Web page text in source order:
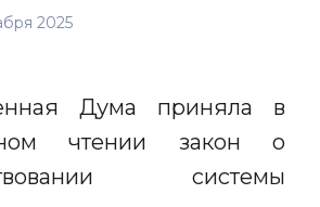
2025
Дума приняла в
чтении закон о
системы